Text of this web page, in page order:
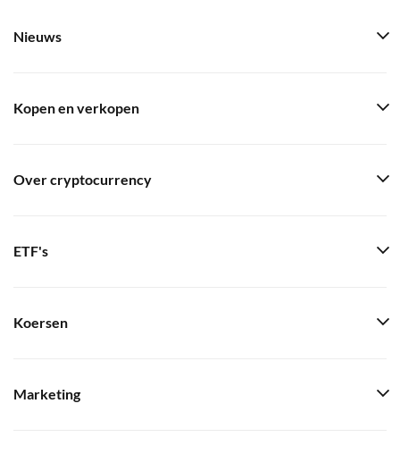
Nieuws
Kopen en verkopen
Over cryptocurrency
ETF's
Koersen
Marketing